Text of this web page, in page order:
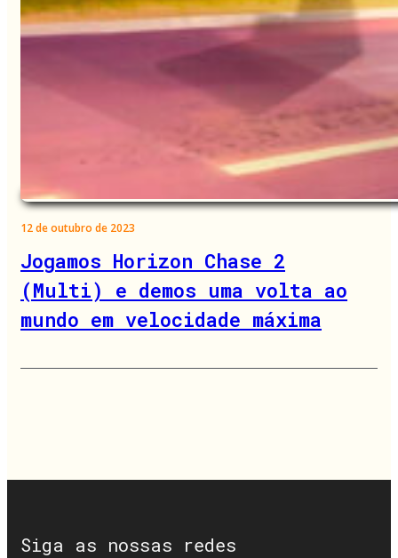
12 de outubro de 2023
Jogamos Horizon Chase 2
(Multi) e demos uma volta ao
mundo em velocidade máxima
Siga as nossas redes